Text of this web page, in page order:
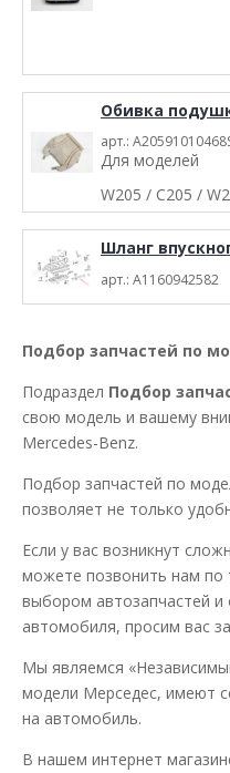
Обивка
арт.:
Для моделей
W205 / C205 /
Шланг
арт.: A1160942582
Подбор запчастей по
Подраздел Подбор
свою модель и вашему
Mercedes-Benz.
Подбор запчастей по
позволяет не только
Если у вас возникнут
можете позвонить нам по
выбором автозапчастей
автомобиля, просим вас
Мы являемся
модели Мерседес, имеют
на автомобиль.
В нашем интернет